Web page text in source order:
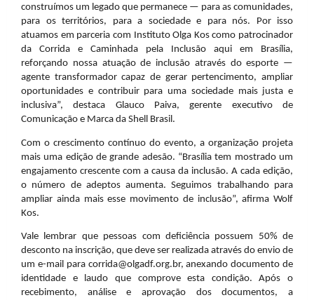
construímos um legado que permanece — para as comunidades,
para os territórios, para a sociedade e para nós. Por isso
atuamos em parceria com Instituto Olga Kos como patrocinador
da Corrida e Caminhada pela Inclusão aqui em Brasília,
reforçando nossa atuação de inclusão através do esporte —
agente transformador capaz de gerar pertencimento, ampliar
oportunidades e contribuir para uma sociedade mais justa e
inclusiva”, destaca Glauco Paiva, gerente executivo de
Comunicação e Marca da Shell Brasil.
Com o crescimento contínuo do evento, a organização projeta
mais uma edição de grande adesão. “Brasília tem mostrado um
engajamento crescente com a causa da inclusão. A cada edição,
o número de adeptos aumenta. Seguimos trabalhando para
ampliar ainda mais esse movimento de inclusão”, afirma Wolf
Kos.
Vale lembrar que pessoas com deficiência possuem 50% de
desconto na inscrição, que deve ser realizada através do envio de
um e-mail para corrida@olgadf.org.br, anexando documento de
identidade e laudo que comprove esta condição. Após o
recebimento, análise e aprovação dos documentos, a